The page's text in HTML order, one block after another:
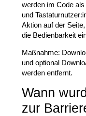
werden im Code
und
Aktion auf der
die Bedienbarkeit
Maßnahme:
und optional
werden entfernt.
Wann
zur